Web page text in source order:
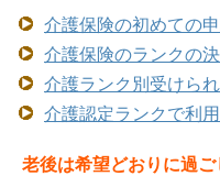
介護保険の初めての
介護保険のランクの
介護ランク別受けら
介護認定ランクで利
老後は希望どおりに過